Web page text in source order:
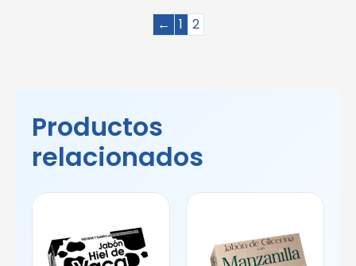
← 1 2
Productos
relacionados